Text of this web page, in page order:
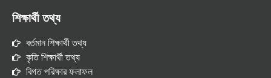
শিক্ষার্থী তথ্য
বর্তমান শিক্ষার্থী তথ্য
কৃতি শিক্ষার্থী তথ্য
বিগত পরিক্ষার ফলাফল